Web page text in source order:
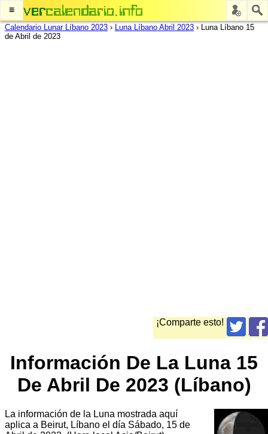
≡
Calendario Lunar Líbano 2023 › Luna Líbano Abril 2023 › Luna Líbano 15
de Abril de 2023
¡Comparte esto!
Información De La Luna 15
De Abril De 2023 (Líbano)
La información de la Luna mostrada aquí
aplica a Beirut, Líbano el día Sábado, 15 de